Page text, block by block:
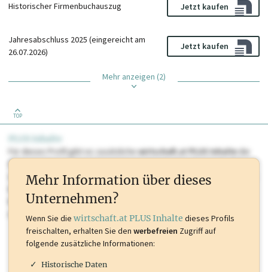
Historischer Firmenbuchauszug Jetzt kaufen
Jahresabschluss 2025 (eingereicht am
26.07.2026)
Jetzt kaufen
Mehr anzeigen (2)
TOP
PLUS Inhalte
Für dieses Profil gibt es zusätzlichewirtschaft.at PLUS Inhaltedie
Sie momentan nicht einsehen können. Schalten Sie dieses Profil frei
oder loggen Sie sich ein um diese Inhalte zu sehen. wirtschaft.at PLUS
Marken, Patente, Rechtstatsachen, OTS-Aussendungen, und viele
mehr.
Mehr Information über dieses
Unternehmen?
Wenn Sie die wirtschaft.at PLUS Inhalte dieses Profils
freischalten, erhalten Sie den werbefreien Zugriff auf
folgende zusätzliche Informationen:
Historische Daten